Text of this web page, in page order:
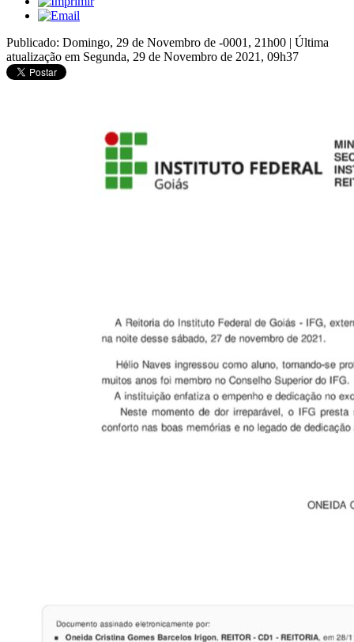
Publicado: Domingo, 29 de Novembro de -0001, 21h00 | Última
atualização em Segunda, 29 de Novembro de 2021, 09h37